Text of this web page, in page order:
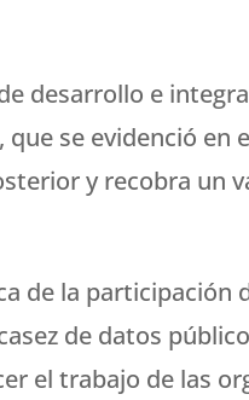
desarrollo e
se evidenció
y recobra un
de la participación
de datos
el trabajo de las